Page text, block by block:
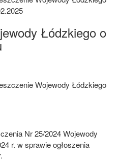
Łódzkiego o
Wojewody Łódzkiego
Nr 25/2024 Wojewody
r. w sprawie ogłoszenia